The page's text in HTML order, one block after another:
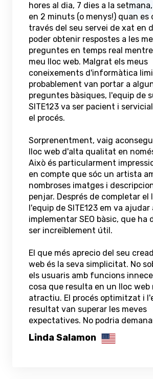
hores al dia, 7 dies a la
en 2 minuts (o menys!) quan es
través del seu servei de xat en
poder obtenir respostes a les
preguntes en temps real
meu lloc web. Malgrat els meus
coneixements d'informàtica
probablement van portar a
preguntes bàsiques, l'equip de
SITE123 va ser pacient i
el procés.
Sorprenentment, vaig
lloc web d'alta qualitat en
Això és particularment
en compte que sóc un artista
nombroses imatges i
penjar. Després de completar el
l'equip de SITE123 em va ajudar
implementar SEO bàsic, que ha
ser increïblement útil.
El que més aprecio del seu
web és la seva simplicitat. No
els usuaris amb funcions
cosa que resulta en un lloc web
atractiu. El procés optimitzat i
resultat van superar les meves
expectatives. No podria
Linda Salamon